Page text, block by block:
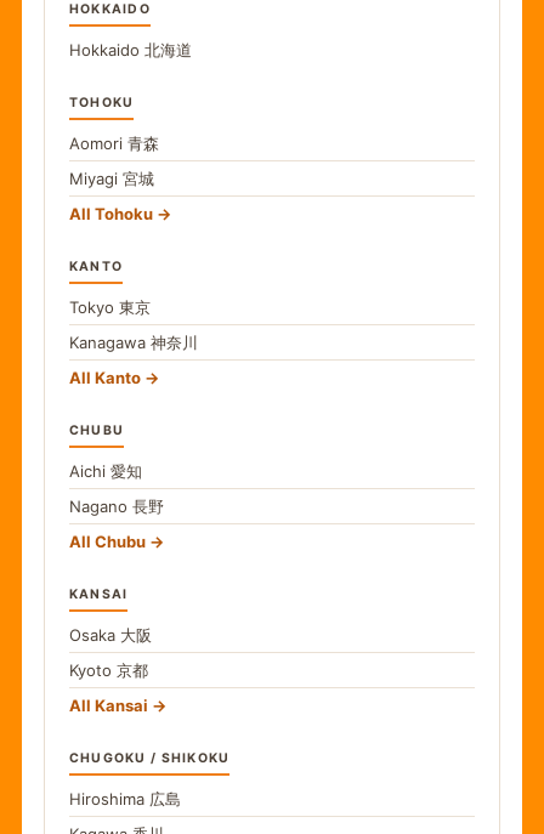
HOKKAIDO
Hokkaido 北海道
TOHOKU
Aomori 青森
Miyagi 宮城
All Tohoku
KANTO
Tokyo 東京
Kanagawa 神奈川
All Kanto
CHUBU
Aichi 愛知
Nagano 長野
All Chubu
KANSAI
Osaka 大阪
Kyoto 京都
All Kansai
CHUGOKU / SHIKOKU
Hiroshima 広島